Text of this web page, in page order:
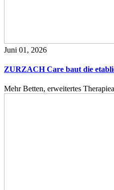
Juni 01, 2026
ZURZACH Care baut die
Mehr Betten, erweitertes